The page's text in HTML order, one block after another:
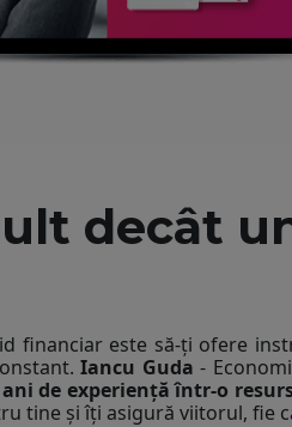
decât
financiar este să-ți ofere
Iancu Guda -
de experiență într-o
tine și îți asigură viitorul, fie